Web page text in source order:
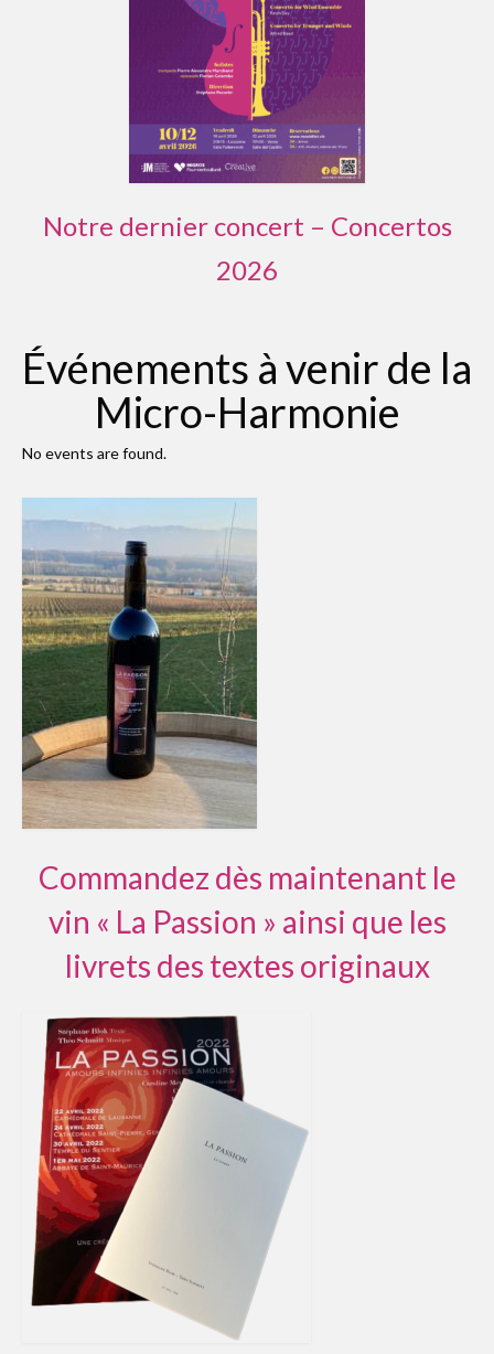
Notre dernier concert – Concertos
2026
Événements à venir de la
Micro-Harmonie
No events are found.
Commandez dès maintenant le
vin « La Passion » ainsi que les
livrets des textes originaux